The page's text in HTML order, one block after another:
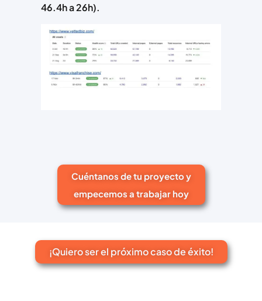
46.4h a 26h).
Cuéntanos de tu proyecto y
empecemos a trabajar hoy
¡Quiero ser el próximo caso de éxito!